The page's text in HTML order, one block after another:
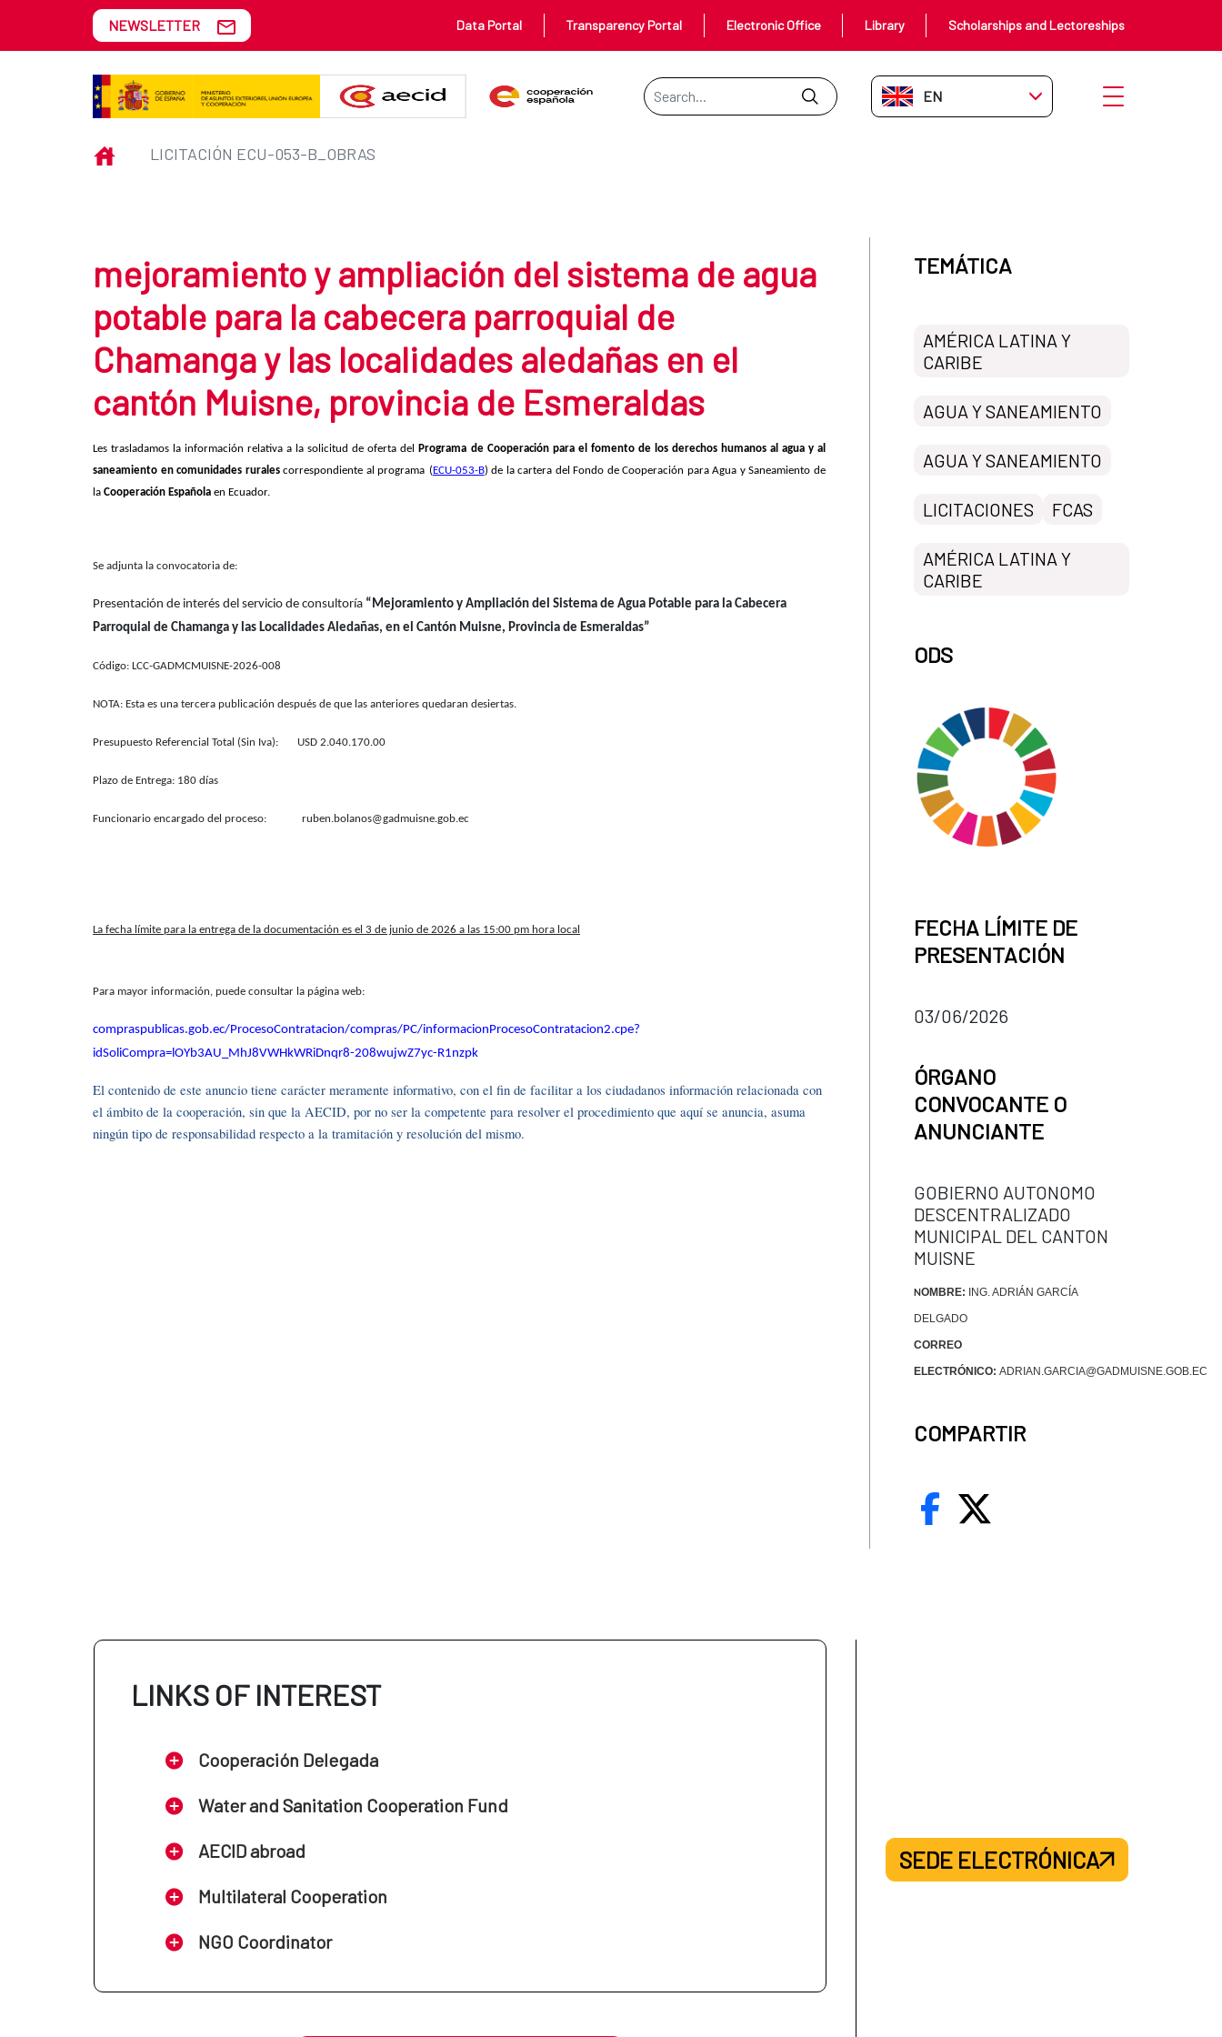
Skip to Main Content
Licitación ECU-053-B_obras
NEWSLETTER Data Portal Transparency Portal Electronic Office Library Scholarships and Lectoreships
Search Bar
EN-GB Open menu
INICIOLICITACIÓN ECU-053-B_OBRAS
mejoramiento y ampliación del sistema de agua
potable para la cabecera parroquial de
Chamanga y las localidades aledañas en el
cantón Muisne, provincia de Esmeraldas
Les trasladamos la información relativa a la solicitud de oferta del
Programa de Cooperación para el fomento de los derechos humanos al agua y al
saneamiento en comunidades ruralescorrespondiente al programa (ECU-053-B) de la cartera del Fondo de Cooperación para Agua y Saneamiento de
la Cooperación Española en Ecuador.
Se adjunta la convocatoria de:
Presentación de interés del servicio de consultoría “Mejoramiento y Ampliación del Sistema de Agua Potable para la Cabecera
Parroquial de Chamanga y las Localidades Aledañas, en el Cantón Muisne, Provincia de Esmeraldas”
Código: LCC-GADMCMUISNE-2026-008
NOTA: Esta es una tercera publicación después de que las anteriores quedaran desiertas.
Presupuesto Referencial Total (Sin Iva): USD 2.040.170.00
Plazo de Entrega: 180 días
Funcionario encargado del proceso: ruben.bolanos@gadmuisne.gob.ec
La fecha límite para la entrega de la documentación es el 3 de junio de 2026 a las 15:00 pm hora local
Para mayor información, puede consultar la página web:
compraspublicas.gob.ec/ProcesoContratacion/compras/PC/informacionProcesoContratacion2.cpe?
idSoliCompra=lOYb3AU_MhJ8VWHkWRiDnqr8-208wujwZ7yc-R1nzpk
El contenido de este anuncio tiene carácter meramente informativo, con el fin de facilitar a los ciudadanos información relacionada con
el ámbito de la cooperación, sin que la AECID, por no ser la competente para resolver el procedimiento que aquí se anuncia, asuma
ningún tipo de responsabilidad respecto a la tramitación y resolución del mismo.
TEMÁTICA
AMÉRICA LATINA Y
CARIBE
AGUA Y SANEAMIENTO
AGUA Y SANEAMIENTO
LICITACIONES FCAS
AMÉRICA LATINA Y
CARIBE
ODS
FECHA LÍMITE DE
PRESENTACIÓN
03/06/2026
ÓRGANO
CONVOCANTE O
ANUNCIANTE
GOBIERNO AUTONOMO
DESCENTRALIZADO
MUNICIPAL DEL CANTON
MUISNE
NOMBRE: ING. ADRIÁN GARCÍA
DELGADO
CORREO
ELECTRÓNICO: ADRIAN.GARCIA@GADMUISNE.GOB.EC
COMPARTIR
LINKS OF INTEREST
Cooperación Delegada
Water and Sanitation Cooperation Fund
AECID abroad
Multilateral Cooperation
NGO Coordinator
SEDE ELECTRÓNICA